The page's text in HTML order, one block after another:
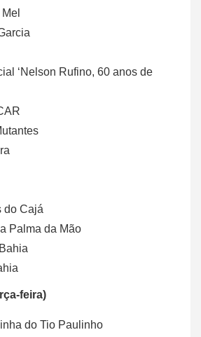
‘Nelson Rufino, 60 anos de
do Cajá
Palma da Mão
feira)
do Tio Paulinho